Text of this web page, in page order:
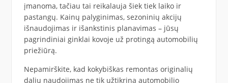
įmanoma, tačiau tai reikalauja šiek tiek laiko ir
pastangų. Kainų palyginimas, sezoninių akcijų
išnaudojimas ir išankstinis planavimas – jūsų
pagrindiniai ginklai kovoje už protingą automobilių
priežiūrą.
Nepamirškite, kad kokybiškas remontas originalių
dalių naudojimas ne tik užtikrina automobilio